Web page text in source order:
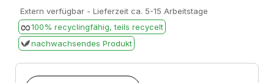
the
images
gallery
Extern verfügbar - Lieferzeit ca. 5-15 Arbeitstage
100% recyclingfähig, teils recycelt
nachwachsendes Produkt